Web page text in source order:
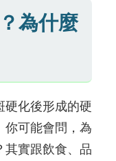
為什麼
硬化後形成的硬
你可能會問，為
其實跟飲食、品